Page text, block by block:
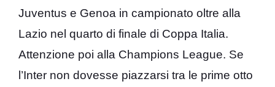
Juventus e Genoa in campionato oltre alla
Lazio nel quarto di finale di Coppa Italia.
Attenzione poi alla Champions League. Se
l’Inter non dovesse piazzarsi tra le prime otto